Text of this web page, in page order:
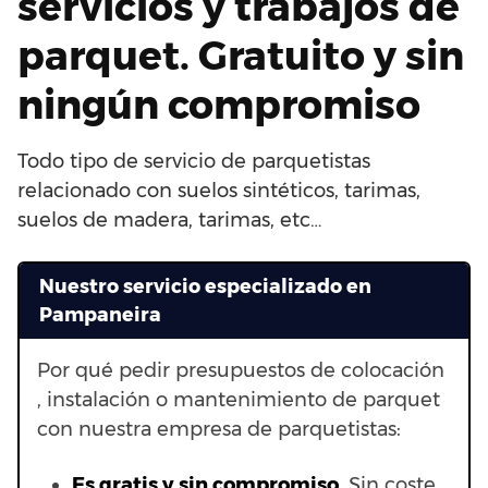
parquet. Gratuito y sin
ningún compromiso
Todo tipo de servicio de parquetistas
relacionado con suelos sintéticos, tarimas,
suelos de madera, tarimas, etc…
Nuestro servicio especializado en
Pampaneira
Por qué pedir presupuestos de colocación
, instalación o mantenimiento de parquet
con nuestra empresa de parquetistas: